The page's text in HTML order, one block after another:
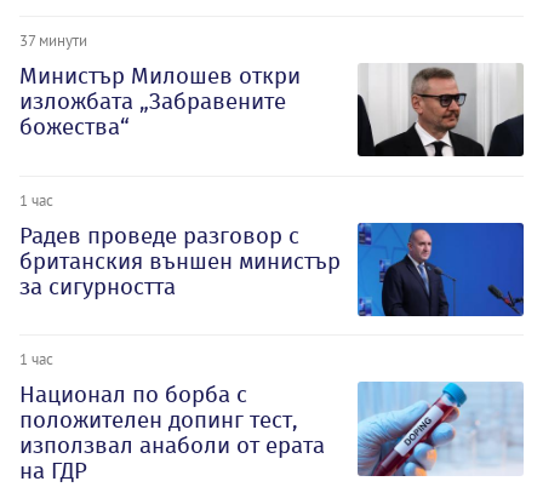
37 минути
Министър Милошев откри
изложбата „Забравените
божества“
1 час
Радев проведе разговор с
британския външен министър
за сигурността
1 час
Национал по борба с
положителен допинг тест,
използвал анаболи от ерата
на ГДР